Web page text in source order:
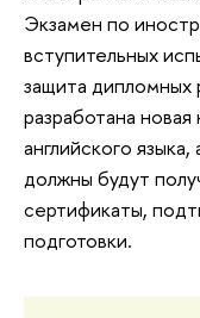
Экзамен по
вступительных
защита дипломных
разработана
английского
должны будут
сертификаты,
подготовки.